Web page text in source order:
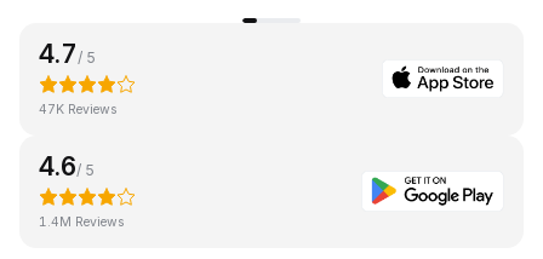
4.7 / 5
47K Reviews
4.6/ 5
1.4M Reviews